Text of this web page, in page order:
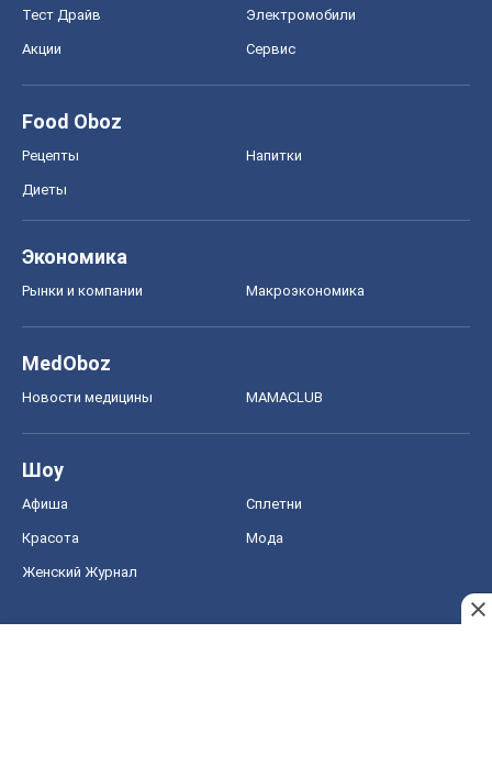
Тест Драйв Электромобили
Акции Сервис
Food Oboz
Рецепты Напитки
Диеты
Экономика
Рынки и компании Mакроэкономика
MedOboz
Новости медицины MAMACLUB
Шоу
Афиша Сплетни
Красота Мода
Женский Журнал